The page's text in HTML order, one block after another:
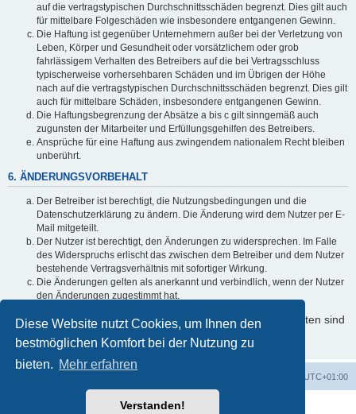
Diese Website nutzt Cookies, um Ihnen den
bestmöglichen Komfort bei der Nutzung zu
bieten. Mehr erfahren
Verstanden!
auf die vertragstypischen Durchschnittsschäden begrenzt. Dies gilt auch
für mittelbare Folgeschäden wie insbesondere entgangenen Gewinn.
Die Haftung ist gegenüber Unternehmern außer bei der Verletzung von
Leben, Körper und Gesundheit oder vorsätzlichem oder grob
fahrlässigem Verhalten des Betreibers auf die bei Vertragsschluss
typischerweise vorhersehbaren Schäden und im Übrigen der Höhe
nach auf die vertragstypischen Durchschnittsschäden begrenzt. Dies gilt
auch für mittelbare Schäden, insbesondere entgangenen Gewinn.
Die Haftungsbegrenzung der Absätze a bis c gilt sinngemäß auch
zugunsten der Mitarbeiter und Erfüllungsgehilfen des Betreibers.
Ansprüche für eine Haftung aus zwingendem nationalem Recht bleiben
unberührt.
6. ÄNDERUNGSVORBEHALT
Der Betreiber ist berechtigt, die Nutzungsbedingungen und die
Datenschutzerklärung zu ändern. Die Änderung wird dem Nutzer per E-
Mail mitgeteilt.
Der Nutzer ist berechtigt, den Änderungen zu widersprechen. Im Falle
des Widerspruchs erlischt das zwischen dem Betreiber und dem Nutzer
bestehende Vertragsverhältnis mit sofortiger Wirkung.
Die Änderungen gelten als anerkannt und verbindlich, wenn der Nutzer
den Änderungen zugestimmt hat.
Informationen über den Umgang mit Ihren persönlichen Daten sind
in der Datenschutzerklärung enthalten.
UTC+01:00
Powered byphpBB® Forum Software © phpBB Limited